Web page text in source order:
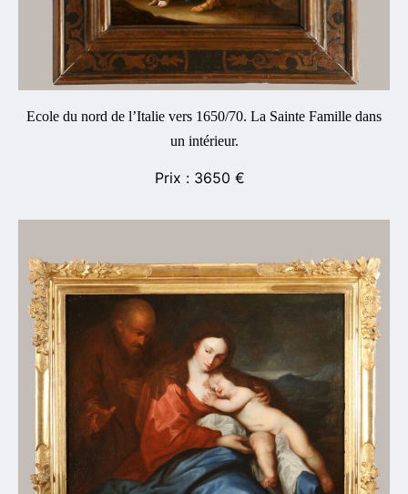
Ecole du nord de l’Italie vers 1650/70. La Sainte Famille dans
un intérieur.
3650 €